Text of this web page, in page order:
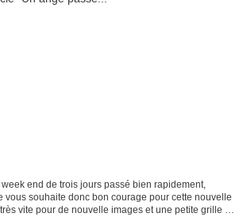
end de trois jours passé bien rapidement,
vous souhaite donc bon courage pour cette nouvelle
vite pour de nouvelle images et une petite grille si